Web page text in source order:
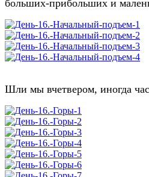
больших-прибольших и
Шли мы вчетвером, иногда